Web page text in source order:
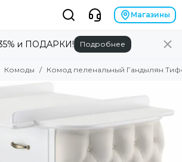
Магазины
и ПОДАРКИ! Подробнее
Комоды Комод пеленальный Гандылян